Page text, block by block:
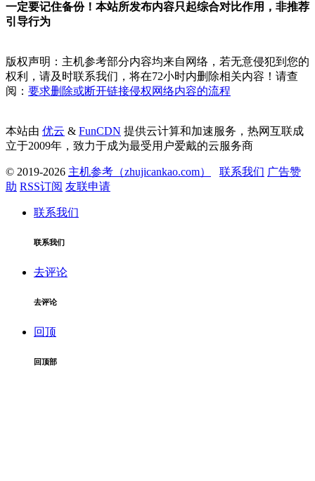
一定要记住备份！本站所发布内容只起综合对比作用，非推荐
引导行为
版权声明：主机参考部分内容均来自网络，若无意侵犯到您的
权利，请及时联系我们，将在72小时内删除相关内容！请查
阅： 要求删除或断开链接侵权网络内容的流程
本站由 优云 & FunCDN 提供云计算和加速服务，热网互联成
立于2009年，致力于成为最受用户爱戴的云服务商
© 2019-2026 主机参考（zhujicankao.com） 联系我们 广告赞
助 RSS订阅 友联申请
联系我们
联系我们
去评论
去评论
回顶
回顶部